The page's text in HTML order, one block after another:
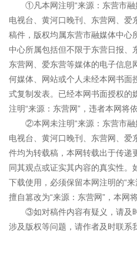
①凡本网注明“来源：东营市
电视台、黄河口晚刊、东营网、爱
稿件，版权均属东营市融媒体中心
中心所属包括但不限于东营日报、
东营网、爱东营等媒体的电子信息
何媒体、网站或个人未经本网书面
式复制发表。已经本网书面授权的
注明“来源：东营网”，违者本网将
②本网未注明“来源：东营市
电视台、黄河口晚刊、东营网、爱
件均为转载稿，本网转载出于传递
同其观点或证实其内容的真实性。
下载使用，必须保留本网注明的“
擅自篡改为“来源：东营网”，本网
③如对稿件内容有疑义，请及
涉及版权等问题，请作者及时联系